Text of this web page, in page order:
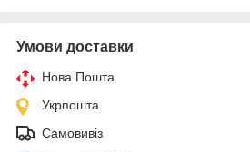
Умови доставки
Нова Пошта
Укрпошта
Самовивіз